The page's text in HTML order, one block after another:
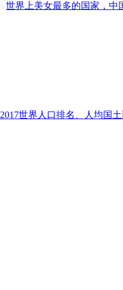
世界上美女最多的国家，中
2017世界人口排名、人均国